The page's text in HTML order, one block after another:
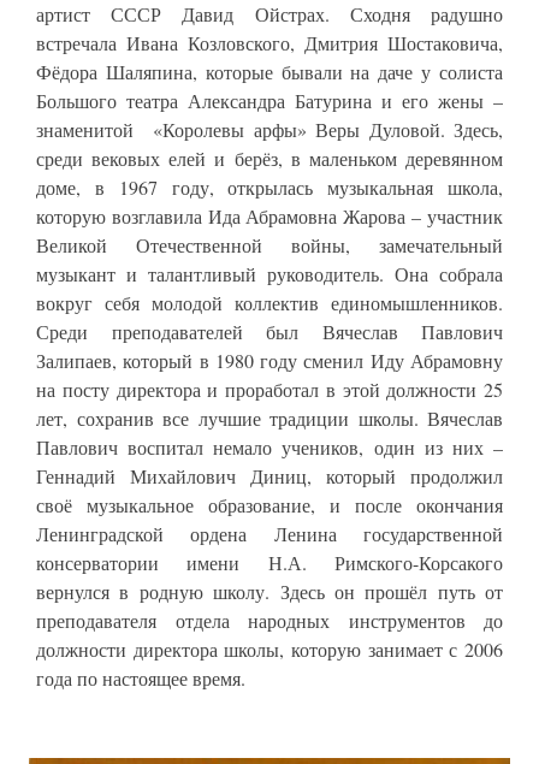
артист СССР Давид Ойстрах. Сходня радушно
встречала Ивана Козловского, Дмитрия Шостаковича,
Фёдора Шаляпина, которые бывали на даче у солиста
Большого театра Александра Батурина и его жены –
знаменитой «Королевы арфы» Веры Дуловой. Здесь,
среди вековых елей и берёз, в маленьком деревянном
доме, в 1967 году, открылась музыкальная школа,
которую возглавила Ида Абрамовна Жарова – участник
Великой Отечественной войны, замечательный
музыкант и талантливый руководитель. Она собрала
вокруг себя молодой коллектив единомышленников.
Среди преподавателей был Вячеслав Павлович
Залипаев, который в 1980 году сменил Иду Абрамовну
на посту директора и проработал в этой должности 25
лет, сохранив все лучшие традиции школы. Вячеслав
Павлович воспитал немало учеников, один из них –
Геннадий Михайлович Диниц, который продолжил
своё музыкальное образование, и после окончания
Ленинградской ордена Ленина государственной
консерватории имени Н.А. Римского-Корсакого
вернулся в родную школу. Здесь он прошёл путь от
преподавателя отдела народных инструментов до
должности директора школы, которую занимает с 2006
года по настоящее время.